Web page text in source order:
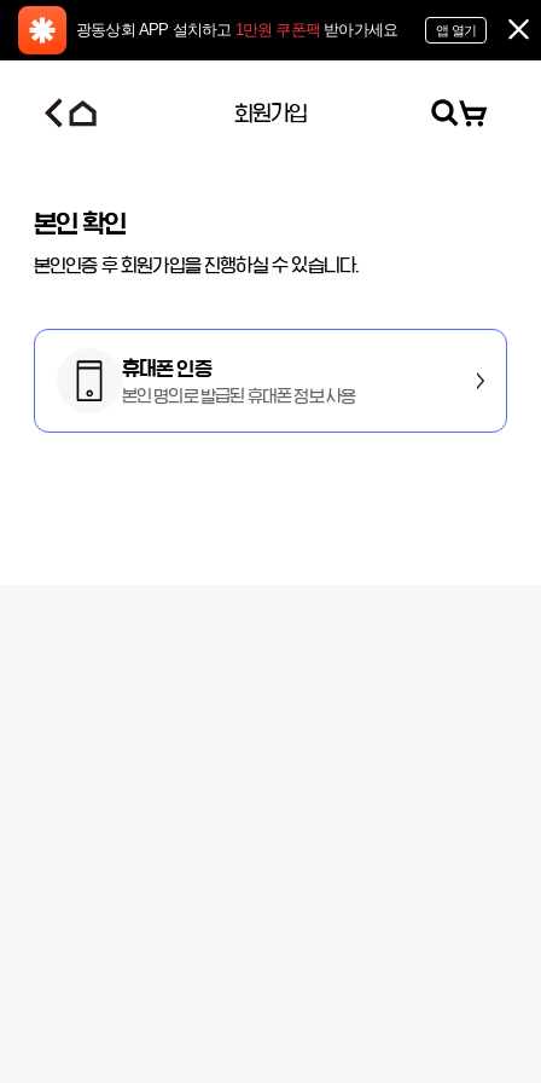
광동상회 APP 설치하고 1만원 쿠폰팩 받아가세요 앱 열기
회원가입
본인 확인
본인인증 후 회원가입을 진행하실 수 있습니다.
휴대폰 인증
본인 명의로 발급된 휴대폰 정보 사용